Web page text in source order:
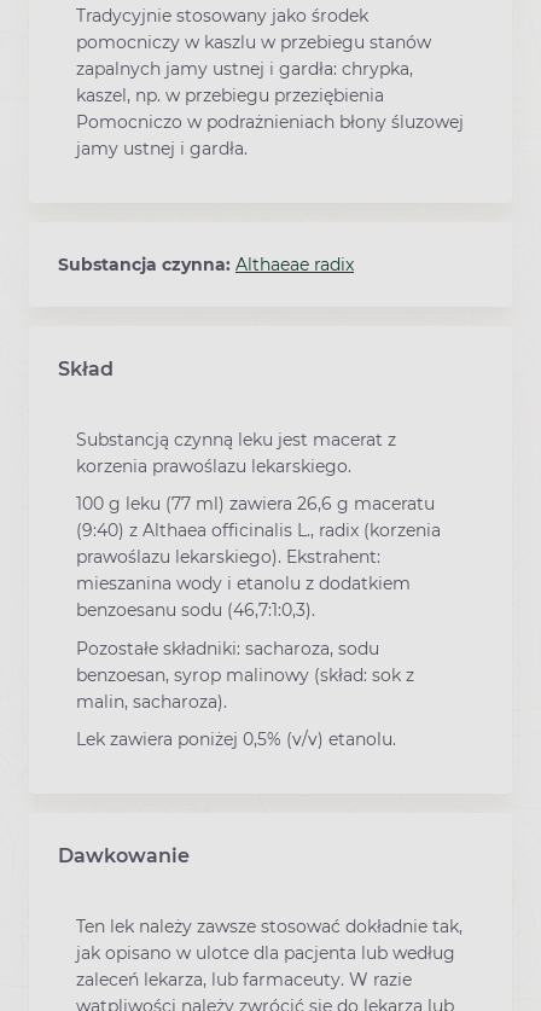
Tradycyjnie stosowany jako środek
pomocniczy w kaszlu w przebiegu stanów
zapalnych jamy ustnej i gardła: chrypka,
kaszel, np. w przebiegu przeziębienia
Pomocniczo w podrażnieniach błony śluzowej
jamy ustnej i gardła.
Substancja czynna: Althaeae radix
Skład
Substancją czynną leku jest macerat z
korzenia prawoślazu lekarskiego.
100 g leku (77 ml) zawiera 26,6 g maceratu
(9:40) z Althaea officinalis L., radix (korzenia
prawoślazu lekarskiego). Ekstrahent:
mieszanina wody i etanolu z dodatkiem
benzoesanu sodu (46,7:1:0,3).
Pozostałe składniki: sacharoza, sodu
benzoesan, syrop malinowy (skład: sok z
malin, sacharoza).
Lek zawiera poniżej 0,5% (v/v) etanolu.
Dawkowanie
Ten lek należy zawsze stosować dokładnie tak,
jak opisano w ulotce dla pacjenta lub według
zaleceń lekarza, lub farmaceuty. W razie
wątpliwości należy zwrócić się do lekarza lub